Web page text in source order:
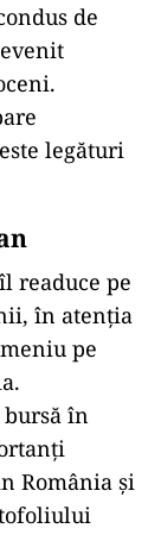
de
legături
readuce pe
în atenția
pe
în
România și